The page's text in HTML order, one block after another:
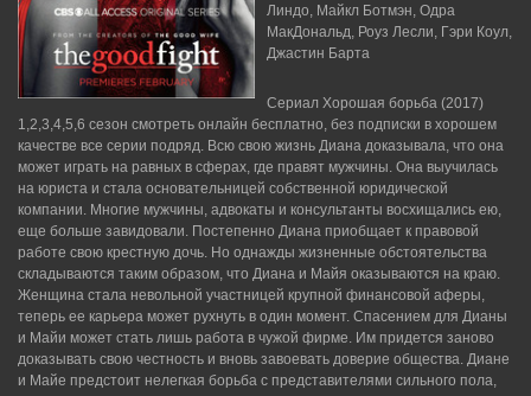
Линдо, Майкл Ботмэн, Одра
МакДональд, Роуз Лесли, Гэри Коул,
Джастин Барта
Сериал Хорошая борьба (2017)
1,2,3,4,5,6 сезон смотреть онлайн бесплатно, без подписки в хорошем
качестве все серии подряд. Всю свою жизнь Диана доказывала, что она
может играть на равных в сферах, где правят мужчины. Она выучилась
на юриста и стала основательницей собственной юридической
компании. Многие мужчины, адвокаты и консультанты восхищались ею,
еще больше завидовали. Постепенно Диана приобщает к правовой
работе свою крестную дочь. Но однажды жизненные обстоятельства
складываются таким образом, что Диана и Майя оказываются на краю.
Женщина стала невольной участницей крупной финансовой аферы,
теперь ее карьера может рухнуть в один момент. Спасением для Дианы
и Майи может стать лишь работа в чужой фирме. Им придется заново
доказывать свою честность и вновь завоевать доверие общества. Диане
и Майе предстоит нелегкая борьба с представителями сильного пола,